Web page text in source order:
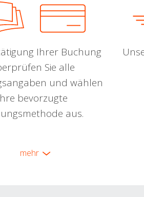
Ihrer Buchung
Sie alle
und wählen
bevorzugte
aus.
mehr